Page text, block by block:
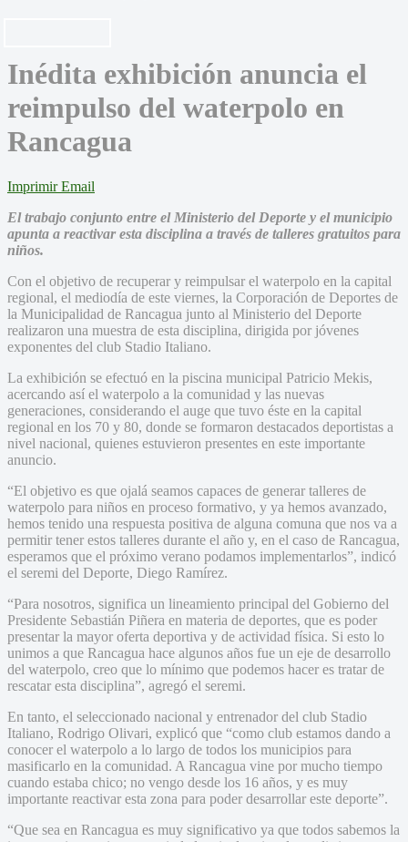
Inédita exhibición anuncia el
reimpulso del waterpolo en
Rancagua
Imprimir Email
El trabajo conjunto entre el Ministerio del Deporte y el municipio
apunta a reactivar esta disciplina a través de talleres gratuitos para
niños.
Con el objetivo de recuperar y reimpulsar el waterpolo en la capital
regional, el mediodía de este viernes, la Corporación de Deportes de
la Municipalidad de Rancagua junto al Ministerio del Deporte
realizaron una muestra de esta disciplina, dirigida por jóvenes
exponentes del club Stadio Italiano.
La exhibición se efectuó en la piscina municipal Patricio Mekis,
acercando así el waterpolo a la comunidad y las nuevas
generaciones, considerando el auge que tuvo éste en la capital
regional en los 70 y 80, donde se formaron destacados deportistas a
nivel nacional, quienes estuvieron presentes en este importante
anuncio.
“El objetivo es que ojalá seamos capaces de generar talleres de
waterpolo para niños en proceso formativo, y ya hemos avanzado,
hemos tenido una respuesta positiva de alguna comuna que nos va a
permitir tener estos talleres durante el año y, en el caso de Rancagua,
esperamos que el próximo verano podamos implementarlos”, indicó
el seremi del Deporte, Diego Ramírez.
“Para nosotros, significa un lineamiento principal del Gobierno del
Presidente Sebastián Piñera en materia de deportes, que es poder
presentar la mayor oferta deportiva y de actividad física. Si esto lo
unimos a que Rancagua hace algunos años fue un eje de desarrollo
del waterpolo, creo que lo mínimo que podemos hacer es tratar de
rescatar esta disciplina”, agregó el seremi.
En tanto, el seleccionado nacional y entrenador del club Stadio
Italiano, Rodrigo Olivari, explicó que “como club estamos dando a
conocer el waterpolo a lo largo de todos los municipios para
masificarlo en la comunidad. A Rancagua vine por mucho tiempo
cuando estaba chico; no vengo desde los 16 años, y es muy
importante reactivar esta zona para poder desarrollar este deporte”.
“Que sea en Rancagua es muy significativo ya que todos sabemos la